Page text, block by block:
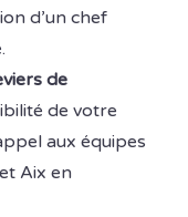
d’un chef
de
de votre
aux équipes
Aix en